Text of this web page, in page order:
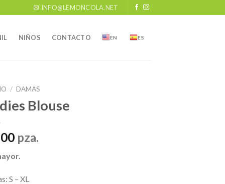
INFO@LEMONCOLA.NET
NIÑOS CONTACTO EN ES
/ DAMAS
Blouse
pza.
S – XL